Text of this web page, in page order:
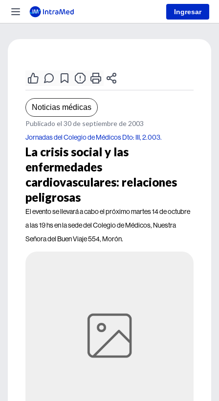
Ingresar
Noticias médicas
Publicado el 30 de septiembre de 2003
Jornadas del Colegio de Médicos Dto: III, 2.003.
La crisis social y las
enfermedades
cardiovasculares: relaciones
peligrosas
El evento se llevará a cabo el próximo martes 14 de octubre
a las 19 hs en la sede del Colegio de Médicos, Nuestra
Señora del Buen Viaje 554, Morón.